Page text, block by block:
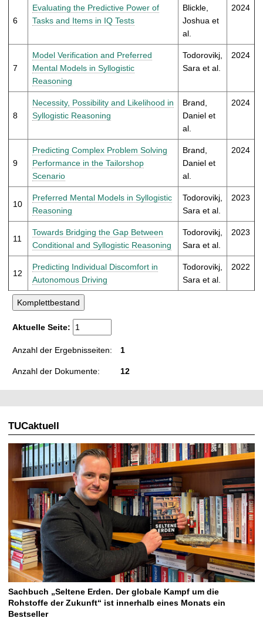
6
Evaluating the Predictive Power of
Tasks and Items in IQ Tests
Blickle,
Joshua et
al.
2024
7
Model Verification and Preferred
Mental Models in Syllogistic
Reasoning
Todorovikj,
Sara et al.
2024
8
Necessity, Possibility and Likelihood in
Syllogistic Reasoning
Brand,
Daniel et
al.
2024
9
Predicting Complex Problem Solving
Performance in the Tailorshop
Scenario
Brand,
Daniel et
al.
2024
10
Preferred Mental Models in Syllogistic
Reasoning
Todorovikj,
Sara et al.
2023
11
Towards Bridging the Gap Between
Conditional and Syllogistic Reasoning
Todorovikj,
Sara et al.
2023
12
Predicting Individual Discomfort in
Autonomous Driving
Todorovikj,
Sara et al.
2022
Aktuelle Seite:
Anzahl der Ergebnisseiten: 1
Anzahl der Dokumente: 12
TUCaktuell
Sachbuch „Seltene Erden. Der globale Kampf um die
Rohstoffe der Zukunft“ ist innerhalb eines Monats ein
Bestseller